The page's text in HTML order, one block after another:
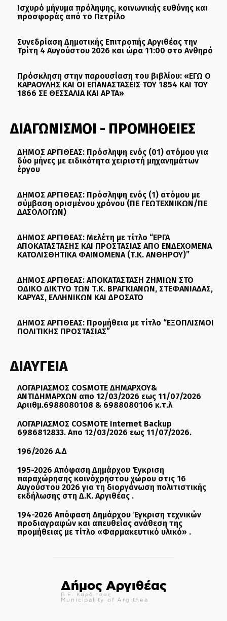
Ισχυρό μήνυμα πρόληψης, κοινωνικής ευθύνης και
προσφοράς από το Πετρίλο
Συνεδρίαση Δημοτικής Επιτροπής Αργιθέας την
Τρίτη 4 Αυγούστου 2026 και ώρα 11:00 στο Ανθηρό
Πρόσκληση στην παρουσίαση του βιβλίου: «ΕΓΩ Ο
ΚΑΡΑΟΥΛΗΣ ΚΑΙ ΟΙ ΕΠΑΝΑΣΤΑΣΕΙΣ ΤΟΥ 1854 ΚΑΙ ΤΟΥ
1866 ΣΕ ΘΕΣΣΑΛΙΑ ΚΑΙ ΑΡΤΑ»
ΔΙΑΓΩΝΙΣΜΟΙ - ΠΡΟΜΗΘΕΙΕΣ
ΔΗΜΟΣ ΑΡΓΙΘΕΑΣ: Πρόσληψη ενός (01) ατόμου για
δύο μήνες με ειδικότητα χειριστή μηχανημάτων
έργου
ΔΗΜΟΣ ΑΡΓΙΘΕΑΣ: Πρόσληψη ενός (1) ατόμου με
σύμβαση ορισμένου χρόνου (ΠΕ ΓΕΩΤΕΧΝΙΚΩΝ/ΠΕ
ΔΑΣΟΛΟΓΩΝ)
ΔΗΜΟΣ ΑΡΓΙΘΕΑΣ: Μελέτη με τίτλο “ΕΡΓΑ
ΑΠΟΚΑΤΑΣΤΑΣΗΣ ΚΑΙ ΠΡΟΣΤΑΣΙΑΣ ΑΠΟ ΕΝΔΕΧΟΜΕΝΑ
ΚΑΤΟΛΙΣΘΗΤΙΚΑ ΦΑΙΝΟΜΕΝΑ (Τ.Κ. ΑΝΘΗΡΟΥ)”
ΔΗΜΟΣ ΑΡΓΙΘΕΑΣ: ΑΠΟΚΑΤΑΣΤΑΣΗ ΖΗΜΙΩΝ ΣΤΟ
ΟΔΙΚΟ ΔΙΚΤΥΟ ΤΩΝ Τ.Κ. ΒΡΑΓΚΙΑΝΩΝ, ΣΤΕΦΑΝΙΑΔΑΣ,
ΚΑΡΥΑΣ, ΕΛΛΗΝΙΚΩΝ ΚΑΙ ΔΡΟΣΑΤΟ
ΔΗΜΟΣ ΑΡΓΙΘΕΑΣ: Προμήθεια με τίτλο “ΕΞΟΠΛΙΣΜΟΙ
ΠΟΛΙΤΙΚΗΣ ΠΡΟΣΤΑΣΙΑΣ”
ΔΙΑΥΓΕΙΑ
ΛΟΓΑΡΙΑΣΜΟΣ COSMOTE ΔΗΜΑΡΧΟΥ&
ΑΝΤΙΔΗΜΑΡΧΩΝ απο 12/03/2026 εως 11/07/2026
Αριιθμ.6988080108 & 6988080106 κ.τ.λ
ΛΟΓΑΡΙΑΣΜΟΣ COSMOTE Internet Backup
6986812833. Απο 12/03/2026 εως 11/07/2026.
196/2026 Α.Δ
195-2026 Απόφαση Δημάρχου Έγκριση
παραχώρησης κοινόχρηστου χώρου στις 16
Αυγούστου 2026 για τη διοργάνωση πολιτιστικής
εκδήλωσης στη Δ.Κ. Αργιθέας .
194-2026 Απόφαση Δημάρχου Έγκριση τεχνικών
προδιαγραφών και απευθείας ανάθεση της
προμήθειας με τίτλο «Φαρμακευτικό υλικό» .
Δήμος Αργιθέας
Π.Ε. Καρδίτσας
Municipality of Argithea